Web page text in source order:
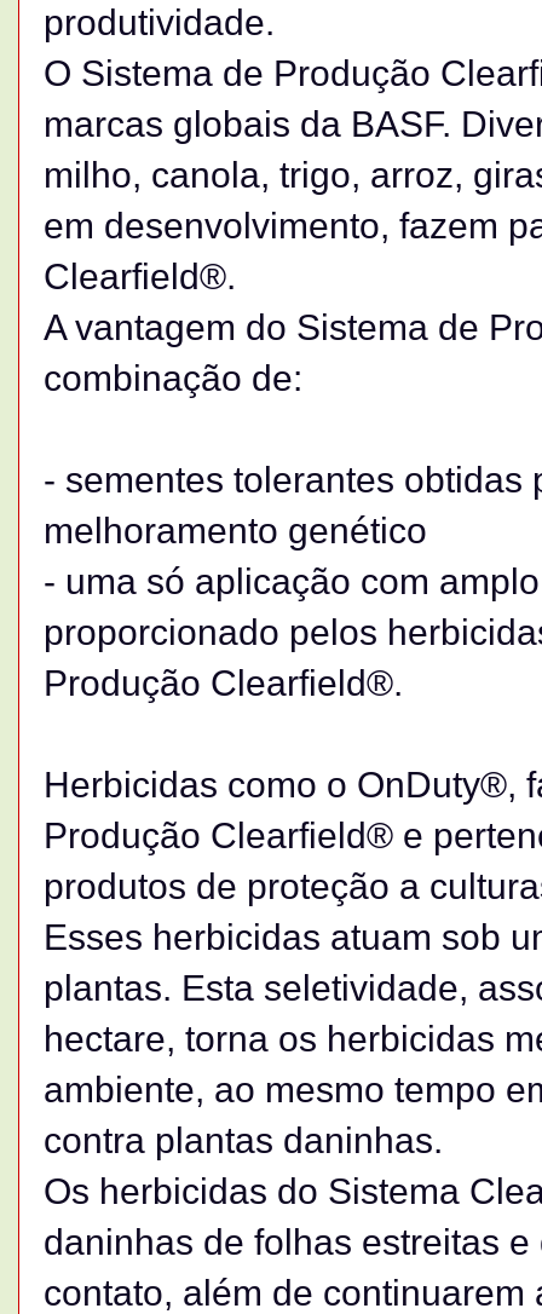
produtividade.
O Sistema de Produção
marcas globais da BASF.
milho, canola, trigo, arroz,
em desenvolvimento, fazem
Clearfield®.
A vantagem do Sistema de
combinação de:
- sementes tolerantes obtidas
melhoramento genético
- uma só aplicação com
proporcionado pelos
Produção Clearfield®.
Herbicidas como o OnDuty®,
Produção Clearfield® e
produtos de proteção a
Esses herbicidas atuam sob
plantas. Esta seletividade,
hectare, torna os herbicidas
ambiente, ao mesmo tempo
contra plantas daninhas.
Os herbicidas do Sistema
daninhas de folhas estreitas
contato, além de